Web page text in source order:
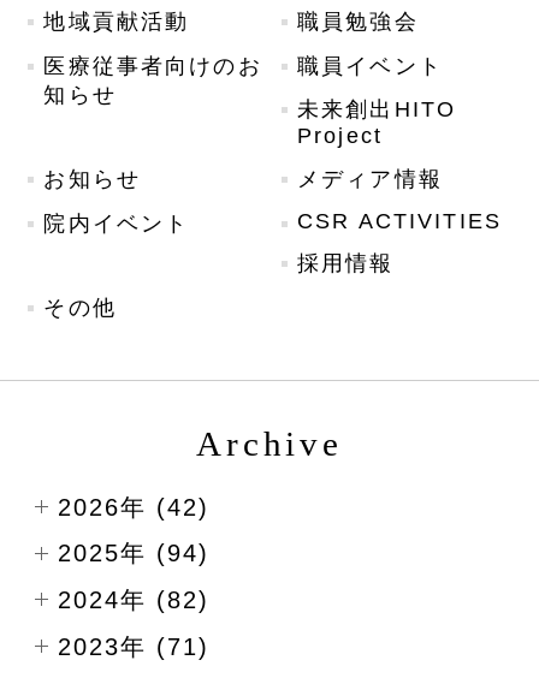
地域貢献活動
職員勉強会
医療従事者向けのお
知らせ
職員イベント
未来創出HITO
Project
お知らせ
メディア情報
院内イベント
CSR ACTIVITIES
採用情報
その他
Archive
2026年 (42)
2025年 (94)
2024年 (82)
2023年 (71)